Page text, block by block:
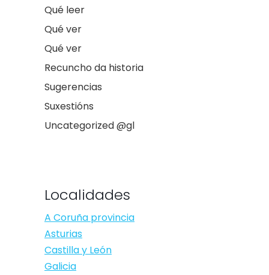
Qué leer
Qué ver
Qué ver
Recuncho da historia
Sugerencias
Suxestións
Uncategorized @gl
Localidades
A Coruña provincia
Asturias
Castilla y León
Galicia